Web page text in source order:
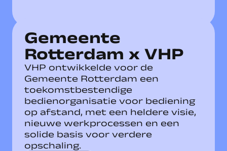
Gemeente
Rotterdam x VHP
VHP ontwikkelde voor de
Gemeente Rotterdam een
toekomstbestendige
bedienorganisatie voor bediening
op afstand, met een heldere visie,
nieuwe werkprocessen en een
solide basis voor verdere
opschaling.